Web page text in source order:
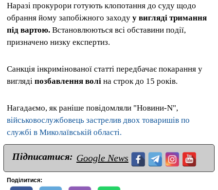
Наразі прокурори готують клопотання до суду щодо
обрання йому запобіжного заходу у вигляді тримання
під вартою. Встановлюються всі обставини події,
призначено низку експертиз.
Санкція інкримінованої статті передбачає покарання у
вигляді позбавлення волі на строк до 15 років.
Нагадаємо, як раніше повідомляли "Новини-N",
військовослужбовець застрелив двох товаришів по
службі в Миколаївській області.
Підписатися: Google News
Поділитися: